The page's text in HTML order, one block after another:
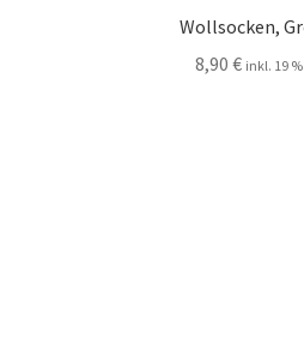
Wollsocken,
8,90 € inkl. 19